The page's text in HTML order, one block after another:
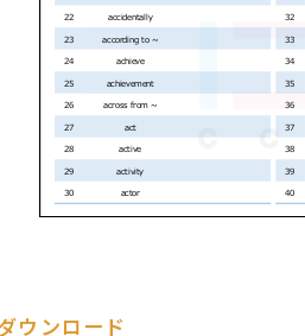
ウンロード